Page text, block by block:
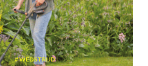
WEDSTRIJD